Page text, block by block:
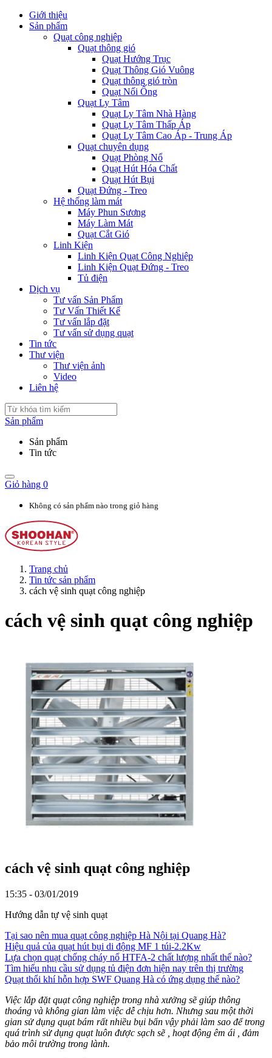
Giới thiệu
Sản phẩm
Quạt công nghiệp
Quạt thông gió
Quạt Hướng Trục
Quạt Thông Gió Vuông
Quạt thông gió tròn
Quạt Nối Ống
Quạt Ly Tâm
Quạt Ly Tâm Nhà Hàng
Quạt Ly Tâm Thấp Áp
Quạt Ly Tâm Cao Áp - Trung Áp
Quạt chuyên dụng
Quạt Phòng Nổ
Quạt Hút Hóa Chất
Quạt Hút Bụi
Quạt Đứng - Treo
Hệ thống làm mát
Máy Phun Sương
Máy Làm Mát
Quạt Cắt Gió
Linh Kiện
Linh Kiện Quạt Công Nghiệp
Linh Kiện Quạt Đứng - Treo
Tủ điện
Dịch vụ
Tư vấn Sản Phẩm
Tư Vấn Thiết Kế
Tư vấn lắp đặt
Tư vấn sử dụng quạt
Tin tức
Thư viện
Thư viện ảnh
Video
Liên hệ
Sản phẩm
Sản phẩm
Tin tức
Giỏ hàng 0
Không có sản phẩm nào trong giỏ hàng
Trang chủ
Tin tức sản phẩm
cách vệ sinh quạt công nghiệp
cách vệ sinh quạt công nghiệp
cách vệ sinh quạt công nghiệp
15:35 - 03/01/2019
Hướng dẫn tự vệ sinh quạt
Tại sao nên mua quạt công nghiệp Hà Nội tại Quang Hà?
Hiệu quả của quạt hút bụi di động MF 1 túi-2.2Kw
Lựa chọn quạt chống cháy nổ HTFA-2 chất lượng nhất thế nào?
Tìm hiểu nhu cầu sử dụng tủ điện đơn hiện nay trên thị trường
Quạt thổi khí hỗn hợp SWF Quang Hà có ứng dụng thế nào?
Việc lắp đặt quạt công nghiệp trong nhà xưởng sẽ giúp thông
thoáng và không gian làm việc dễ chịu hơn. Nhưng sau một thời
gian sử dụng quạt bám rất nhiều bụi bẩn vậy phải làm sao để trong
quá trình sử dụng quạt luôn được sạch sẽ , hoạt động êm ái , đảm
bảo môi trường trong lành.